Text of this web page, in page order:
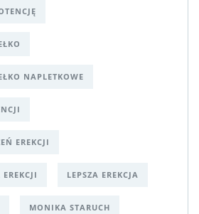
NAPLETKOWE
EREKCJI
LEPSZA EREKCJA
MONIKA STARUCH